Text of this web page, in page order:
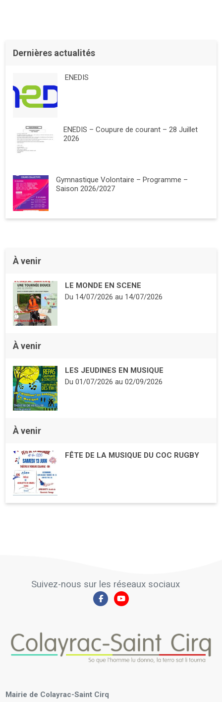
Dernières actualités
ENEDIS
ENEDIS – Coupure de courant – 28 Juillet
2026
Gymnastique Volontaire – Programme –
Saison 2026/2027
À venir
LE MONDE EN SCENE
Du 14/07/2026au 14/07/2026
À venir
LES JEUDINES EN MUSIQUE
Du 01/07/2026au 02/09/2026
À venir
FÊTE DE LA MUSIQUE DU COC RUGBY
Suivez-nous sur les réseaux sociaux
Mairie de Colayrac-Saint Cirq